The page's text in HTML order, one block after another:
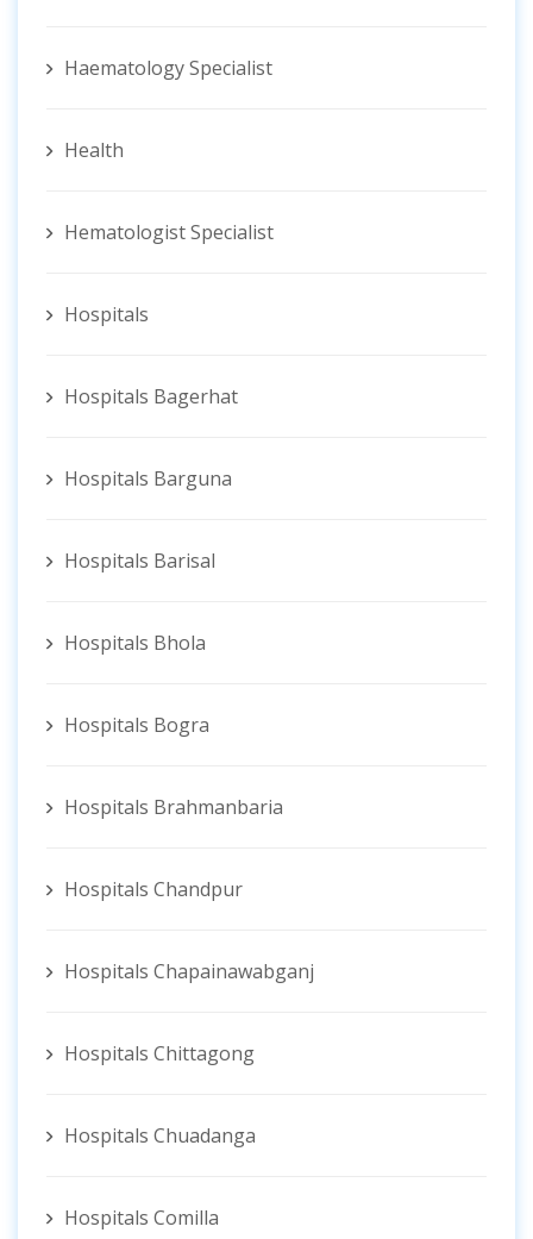
Haematology Specialist
Health
Hematologist ‍Specialist
Hospitals
Hospitals Bagerhat
Hospitals Barguna
Hospitals Barisal
Hospitals Bhola
Hospitals Bogra
Hospitals Brahmanbaria
Hospitals Chandpur
Hospitals Chapainawabganj
Hospitals Chittagong
Hospitals Chuadanga
Hospitals Comilla